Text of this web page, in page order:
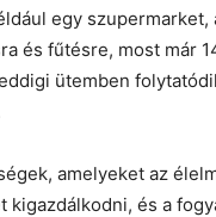
egy
és fűtésre, most már
ütemben
amelyeket az
kigazdálkodni, és a